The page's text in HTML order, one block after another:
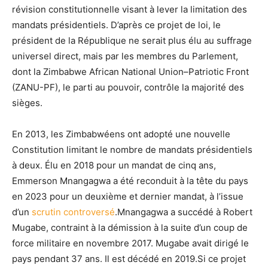
révision constitutionnelle visant à lever la limitation des
mandats présidentiels. D’après ce projet de loi, le
président de la République ne serait plus élu au suffrage
universel direct, mais par les membres du Parlement,
dont la Zimbabwe African National Union–Patriotic Front
(ZANU-PF), le parti au pouvoir, contrôle la majorité des
sièges.
En 2013, les Zimbabwéens ont adopté une nouvelle
Constitution limitant le nombre de mandats présidentiels
à deux. Élu en 2018 pour un mandat de cinq ans,
Emmerson Mnangagwa a été reconduit à la tête du pays
en 2023 pour un deuxième et dernier mandat, à l’issue
d’un scrutin controversé.Mnangagwa a succédé à Robert
Mugabe, contraint à la démission à la suite d’un coup de
force militaire en novembre 2017. Mugabe avait dirigé le
pays pendant 37 ans. Il est décédé en 2019.Si ce projet